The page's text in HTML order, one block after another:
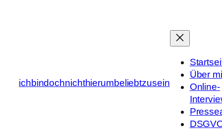
ichbindochnichthierumbeliebtzusein
Über
Online-